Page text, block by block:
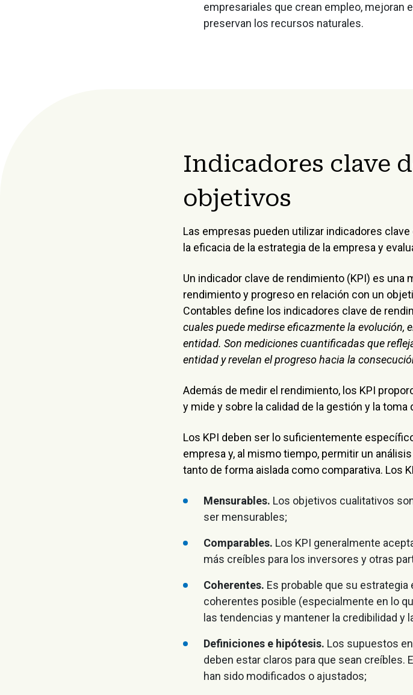
empresariales que crean empleo, mejoran
preservan los recursos naturales.
Indicadores clave
objetivos
Las empresas pueden utilizar indicadores
la eficacia de la estrategia de la empresa y
Un indicador clave de rendimiento (KPI) es una
rendimiento y progreso en relación con un
Contables define los indicadores clave de
cuales puede medirse eficazmente la evolución,
entidad. Son mediciones cuantificadas que
entidad y revelan el progreso hacia la
Además de medir el rendimiento, los KPI
y mide y sobre la calidad de la gestión y la toma
Los KPI deben ser lo suficientemente
empresa y, al mismo tiempo, permitir un
tanto de forma aislada como comparativa. Los
Mensurables. Los objetivos cualitativos
ser mensurables;
Comparables. Los KPI generalmente
más creíbles para los inversores y otras
Coherentes. Es probable que su
coherentes posible (especialmente en lo
las tendencias y mantener la credibilidad y
Definiciones e hipótesis. Los supuestos
deben estar claros para que sean
han sido modificados o ajustados;